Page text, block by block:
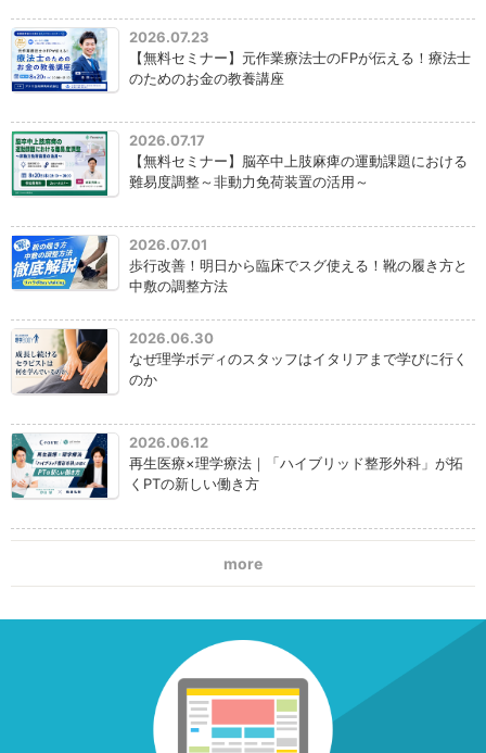
2026.07.23
【無料セミナー】元作業療法士のFPが伝える！療法士
のためのお金の教養講座
2026.07.17
【無料セミナー】脳卒中上肢麻痺の運動課題における
難易度調整～非動力免荷装置の活用～
2026.07.01
歩行改善！明日から臨床でスグ使える！靴の履き方と
中敷の調整方法
2026.06.30
なぜ理学ボディのスタッフはイタリアまで学びに行く
のか
2026.06.12
再生医療×理学療法｜「ハイブリッド整形外科」が拓
くPTの新しい働き方
more